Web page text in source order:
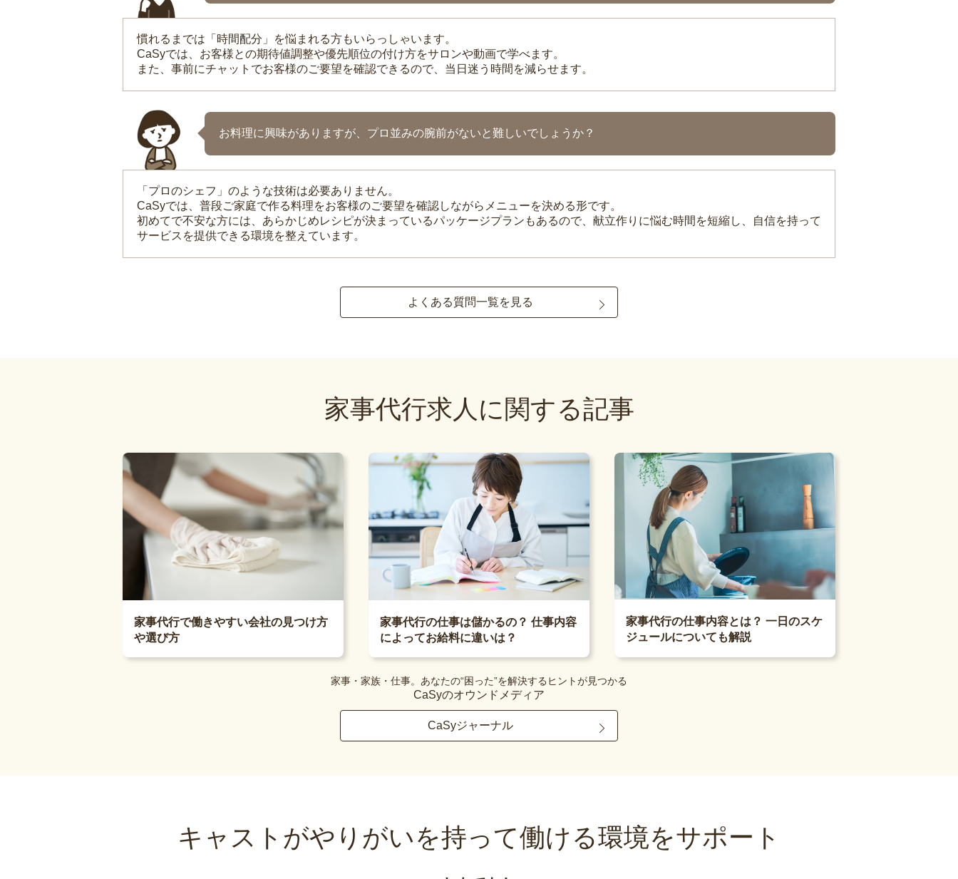
慣れるまでは「時間配分」を悩まれる方もいらっしゃいます。
CaSyでは、お客様との期待値調整や優先順位の付け方をサロンや動画で学べます。
また、事前にチャットでお客様のご要望を確認できるので、当日迷う時間を減らせます。
お料理に興味がありますが、プロ並みの腕前がないと難しいでしょうか？
「プロのシェフ」のような技術は必要ありません。
CaSyでは、普段ご家庭で作る料理をお客様のご要望を確認しながらメニューを決める形です。
初めてで不安な方には、あらかじめレシピが決まっているパッケージプランもあるので、献立作りに悩む時間を短縮し、自信を持って
サービスを提供できる環境を整えています。
よくある質問一覧を見る
家事代行求人に関する記事
家事代行で働きやすい会社の見つけ方
や選び方
家事代行の仕事は儲かるの？ 仕事内容
によってお給料に違いは？
家事代行の仕事内容とは？ 一日のスケ
ジュールについても解説
家事・家族・仕事。あなたの“困った”を解決するヒントが見つかる
CaSyのオウンドメディア
CaSyジャーナル
キャストがやりがいを持って働ける環境をサポート